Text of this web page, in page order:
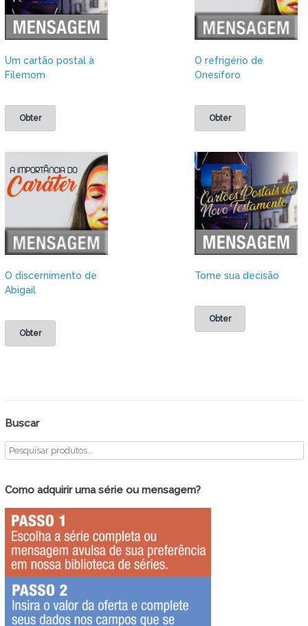
Um cartão postal à
Filemom
Obter
O refrigério de
Onesíforo
Obter
O discernimento de
Abigail
Obter
Tome sua decisão
Obter
Buscar
Como adquirir uma série ou mensagem?